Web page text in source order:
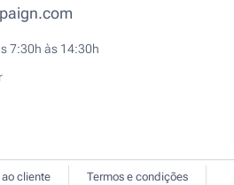
7:30h às 14:30h
cliente
Termos e condições